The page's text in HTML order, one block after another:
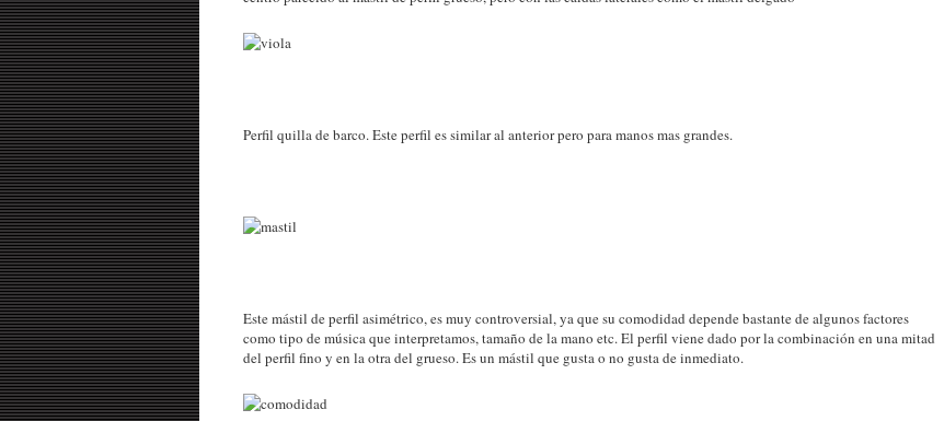
Perfil quilla de barco. Este perfil es similar al anterior pero para manos mas grandes.
Este mástil de perfil asimétrico, es muy controversial, ya que su comodidad depende bastante de algunos factores
como tipo de música que interpretamos, tamaño de la mano etc. El perfil viene dado por la combinación en una mitad
del perfil fino y en la otra del grueso. Es un mástil que gusta o no gusta de inmediato.